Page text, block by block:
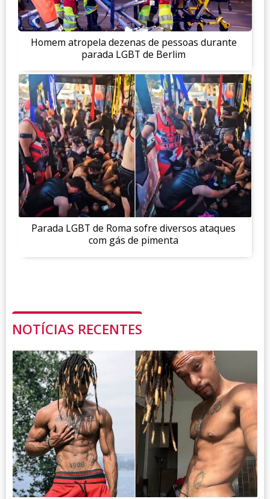
Homem atropela dezenas de pessoas durante
parada LGBT de Berlim
Parada LGBT de Roma sofre diversos ataques
com gás de pimenta
NOTÍCIAS RECENTES